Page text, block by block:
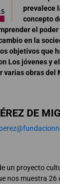
prevalece
concepto
el
en la
objetivos que
Los jóvenes y
varias obras del
DE
un proyecto
nos muestra 26